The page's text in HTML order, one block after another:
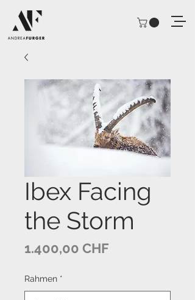
Ibex Facing
the Storm
1.400,00 CHF
Rahmen *